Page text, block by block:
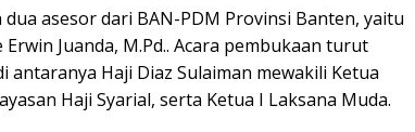
asesor dari BAN-PDM Provinsi Banten, yaitu
Erwin Juanda, M.Pd.. Acara pembukaan turut
antaranya Haji Diaz Sulaiman mewakili Ketua
Haji Syarial, serta Ketua I Laksana Muda.